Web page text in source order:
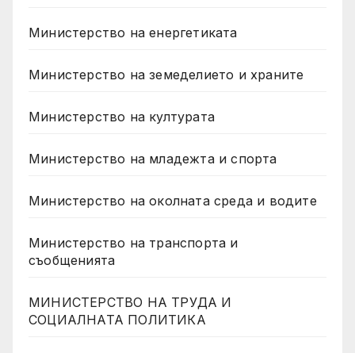
Министерство на енергетиката
Министерство на земеделието и храните
Министерство на културата
Министерство на младежта и спорта
Министерство на околната среда и водите
Министерство на транспорта и
съобщенията
МИНИСТЕРСТВО НА ТРУДА И
СОЦИАЛНАТА ПОЛИТИКА